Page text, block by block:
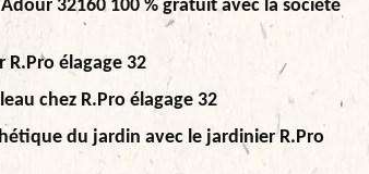
32160 100 % gratuit avec la société
R.Pro élagage 32
chez R.Pro élagage 32
du jardin avec le jardinier R.Pro